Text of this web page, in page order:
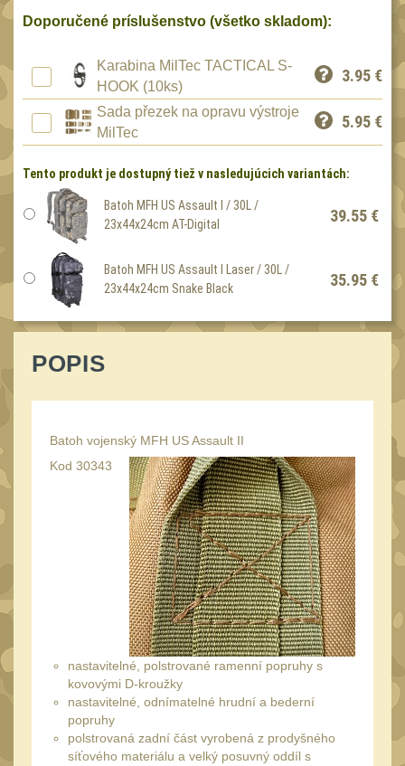
Speciální pouzdra III
Pouzdra na toaletní
potřeby3
Pouzdra na
lékárničku
Pouzdra na
elektroniku 67
Pouzdra a kapsy na
suchý zip
Stehenní pouzdra 29
Pouzdra na svítilny2
Puzdrá na mapy
Ramenní popruhy a
Karabiny a přezky75
Kroužky, šňůrky,
Samonavíjecí držáky1
Zámky
Nepromokavý potahy a
vaky18
Adaptéry 33
Doporučené príslušenstvo (všetko skladom):
Karabina MilTec TACTICAL S-
HOOK (10ks)
3.95 €
Sada přezek na opravu výstroje
MilTec
5.95 €
Tento produkt je dostupný tiež v nasledujúcich variantách:
Batoh MFH US Assault I / 30L /
23x44x24cm AT-Digital
39.55 €
Batoh MFH US Assault I Laser / 30L /
23x44x24cm Snake Black
35.95 €
POPIS
Batoh vojenský MFH US Assault II
Kod 30343
nastavitelné, polstrované ramenní popruhy s
kovovými D-kroužky
nastavitelné, odnímatelné hrudní a bederní
popruhy
polstrovaná zadní část vyrobená z prodyšného
síťového materiálu a velký posuvný oddíl s